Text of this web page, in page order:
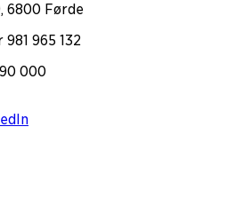
6800 Førde
965 132
000